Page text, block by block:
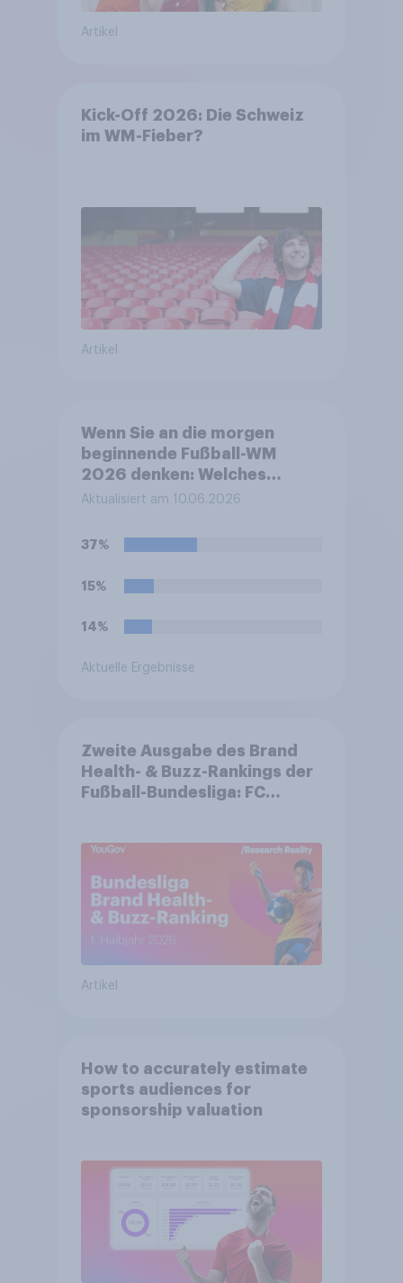
Artikel
Kick-Off 2026: Die Schweiz
im WM-Fieber?​
Artikel
Wenn Sie an die morgen
beginnende Fußball-WM
2026 denken: Welches
Gefühl beschreibt Ihre
derzeit am besten?
Aktualisiert am 10.06.2026
37%
15%
14%
Aktuelle Ergebnisse
Zweite Ausgabe des Brand
Health- & Buzz-Rankings der
Fußball-Bundesliga: FC
Artikel
How to accurately estimate
sports audiences for
sponsorship valuation